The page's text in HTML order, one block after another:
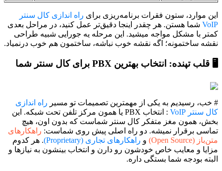
این موارد، ستون فقرات برنامه‌ریزی برای راه اندازی کال سنتر
VoIP شما هستن. هر چقدر اینجا دقیق‌تر عمل کنید، در مراحل بعدی
کمتر با مشکل مواجه میشید. این مرحله یه جورایی شبیه طراحی
نقشه ساختمونه؛ اگه نقشه خوب نباشه، ساختمون هم خوب درنمیاد.
🖥️ قلب تپنده: انتخاب بهترین PBX برای کال سنتر شما
# خب، رسیدیم به یکی از مهمترین تصمیمات تو مسیر راه اندازی
کال سنتر VoIP
: انتخاب PBX یا همون مرکز تلفن تحت شبکه. این
بخش، همون مغز متفکر کال سنتر شماست که بدون اون، هیچ
تماسی برقرار نمیشه. دو راه اصلی پیش روی شماست: راهکارهای
متن‌باز (Open Source)
و راهکارهای تجاری (Proprietary)
. هر کدوم
مزایا و معایب خاص خودشون رو دارن و انتخاب بینشون به نیازها و
البته بودجه شما بستگی داره.